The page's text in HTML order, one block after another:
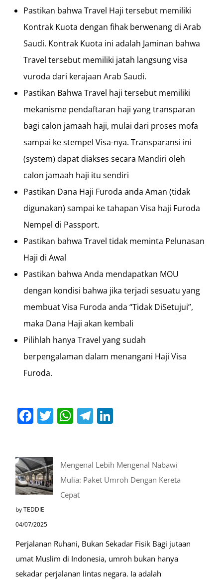
Pastikan bahwa Travel Haji tersebut memiliki
Kontrak Kuota dengan fihak berwenang di Arab
Saudi. Kontrak Kuota ini adalah Jaminan bahwa
Travel tersebut memiliki jatah langsung visa
vuroda dari kerajaan Arab Saudi.
Pastikan Bahwa Travel haji tersebut memiliki
mekanisme pendaftaran haji yang transparan
bagi calon jamaah haji, mulai dari proses mofa
sampai ke stempel Visa-nya. Transparansi ini
(system) dapat diakses secara Mandiri oleh
calon jamaah haji itu sendiri
Pastikan Dana Haji Furoda anda Aman (tidak
digunakan) sampai ke tahapan Visa haji Furoda
Nempel di Passport.
Pastikan bahwa Travel tidak meminta Pelunasan
Haji di Awal
Pastikan bahwa Anda mendapatkan MOU
dengan kondisi bahwa jika terjadi sesuatu yang
membuat Visa Furoda anda “Tidak DiSetujui”,
maka Dana Haji akan kembali
Pilihlah hanya Travel yang sudah
berpengalaman dalam menangani Haji Visa
Furoda.
Facebook
Twitter
WhatsApp
Telegram
Mengenal Lebih Mengenal Nabawi
Mulia: Paket Umroh Dengan Kereta
Cepat
by TEDDIE
04/07/2025
Perjalanan Ruhani, Bukan Sekadar Fisik Bagi jutaan
umat Muslim di Indonesia, umroh bukan hanya
sekadar perjalanan lintas negara. Ia adalah